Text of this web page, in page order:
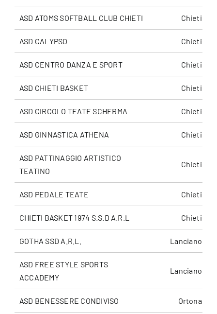
ASD ATOMS SOFTBALL CLUB CHIETI Chieti
ASD CALYPSO Chieti
ASD CENTRO DANZA E SPORT Chieti
ASD CHIETI BASKET Chieti
ASD CIRCOLO TEATE SCHERMA Chieti
ASD GINNASTICA ATHENA Chieti
ASD PATTINAGGIO ARTISTICO
TEATINO
Chieti
ASD PEDALE TEATE Chieti
CHIETI BASKET 1974 S.S.D A.R.L Chieti
GOTHA SSD A.R.L. Lanciano
ASD FREE STYLE SPORTS
ACCADEMY
Lanciano
ASD BENESSERE CONDIVISO Ortona